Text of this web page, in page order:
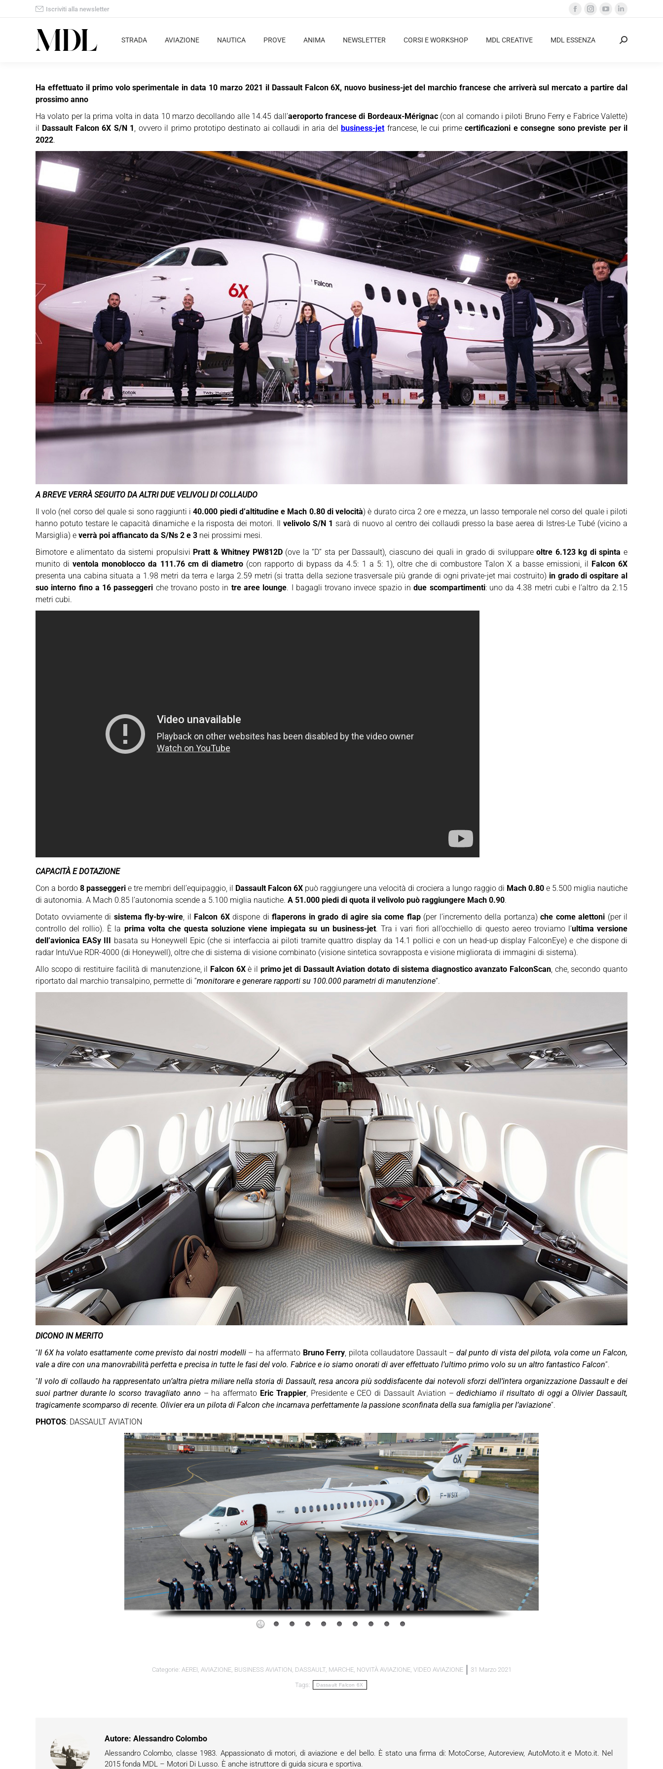
Iscriviti alla newsletter
Facebook
opens
Instagram
opens
YouTube
opens
Linkedin
opens
STRADA AVIAZIONE NAUTICA PROVE ANIMA NEWSLETTER CORSI E WORKSHOP MDL CREATIVE MDL ESSENZA Cerca:
Ha effettuato il primo volo sperimentale in data 10 marzo 2021 il Dassault Falcon 6X, nuovo business-jet del marchio francese che arriverà sul mercato a partire dal
prossimo anno
Ha volato per la prima volta in data 10 marzo decollando alle 14.45 dall’aeroporto francese di Bordeaux-Mérignac(con al comando i piloti Bruno Ferry e Fabrice Valette)
il Dassault Falcon 6X S/N 1, ovvero il primo prototipo destinato ai collaudi in aria delbusiness-jetfrancese, le cui primecertificazioni e consegne sono previste per il
2022.
A BREVE VERRÀ SEGUITO DA ALTRI DUE VELIVOLI DI COLLAUDO
Il volo (nel corso del quale si sono raggiunti i40.000 piedi d’altitudine e Mach 0.80 di velocità) è durato circa 2 ore e mezza, un lasso temporale nel corso del quale i piloti
hanno potuto testare le capacità dinamiche e la risposta dei motori. Ilvelivolo S/N 1 sarà di nuovo al centro dei collaudi presso la base aerea di Istres-Le Tubé (vicino a
Marsiglia) e verrà poi affiancato da S/Ns 2 e 3 nei prossimi mesi.
Bimotore e alimentato da sistemi propulsivi Pratt & Whitney PW812D(ove la “D” sta per Dassault), ciascuno dei quali in grado di sviluppareoltre 6.123 kg di spinta e
munito diventola monoblocco da 111.76 cm di diametro (con rapporto di bypass da 4.5: 1 a 5: 1), oltre che di combustore Talon X a basse emissioni, il Falcon 6X
presenta una cabina situata a 1.98 metri da terra e larga 2.59 metri (si tratta della sezione trasversale più grande di ogni private-jet mai costruito) in grado di ospitare al
suo interno fino a 16 passeggeri che trovano posto in tre aree lounge. I bagagli trovano invece spazio indue scompartimenti: uno da 4.38 metri cubi e l’altro da 2.15
metri cubi.
CAPACITÀ E DOTAZIONE
Con a bordo 8 passeggeri e tre membri dell’equipaggio, il Dassault Falcon 6X può raggiungere una velocità di crociera a lungo raggio di Mach 0.80 e 5.500 miglia nautiche
di autonomia. A Mach 0.85 l’autonomia scende a 5.100 miglia nautiche. A 51.000 piedi di quota il velivolo può raggiungere Mach 0.90.
Dotato ovviamente di sistema fly-by-wire, il Falcon 6Xdispone di flaperons in grado di agire sia come flap(per l’incremento della portanza) che come alettoni (per il
controllo del rollio). È la prima volta che questa soluzione viene impiegata su un business-jet. Tra i vari fiori all’occhiello di questo aereo troviamo l’ultima versione
dell’avionica EASy III basata su Honeywell Epic (che si interfaccia ai piloti tramite quattro display da 14.1 pollici e con un head-up display FalconEye) e che dispone di
radar IntuVue RDR-4000 (di Honeywell), oltre che di sistema di visione combinato (visione sintetica sovrapposta e visione migliorata di immagini di sistema).
Allo scopo di restituire facilità di manutenzione, il Falcon 6Xè il primo jet di Dassault Aviation dotato di sistema diagnostico avanzato FalconScan, che, secondo quanto
riportato dal marchio transalpino, permette di “monitorare e generare rapporti su 100.000 parametri di manutenzione“.
DICONO IN MERITO
“Il 6X ha volato esattamente come previsto dai nostri modelli– ha affermato Bruno Ferry, pilota collaudatore Dassault – dal punto di vista del pilota, vola come un Falcon,
vale a dire con una manovrabilità perfetta e precisa in tutte le fasi del volo. Fabrice e io siamo onorati di aver effettuato l’ultimo primo volo su un altro fantastico Falcon“.
“Il volo di collaudo ha rappresentato un’altra pietra miliare nella storia di Dassault, resa ancora più soddisfacente dai notevoli sforzi dell’intera organizzazione Dassault e dei
suoi partner durante lo scorso travagliato anno – ha affermato Eric Trappier, Presidente e CEO di Dassault Aviation –dedichiamo il risultato di oggi a Olivier Dassault,
tragicamente scomparso di recente. Olivier era un pilota di Falcon che incarnava perfettamente la passione sconfinata della sua famiglia per l’aviazione“.
PHOTOS: DASSAULT AVIATION
Categorie: AEREI, AVIAZIONE, BUSINESS AVIATION, DASSAULT, MARCHE, NOVITÀ AVIAZIONE, VIDEO AVIAZIONE 31 Marzo 2021
Tags: Dassault Falcon 6X
Autore: Alessandro Colombo
Alessandro Colombo, classe 1983. Appassionato di motori, di aviazione e del bello. È stato una firma di: MotoCorse, Autoreview, AutoMoto.it e Moto.it. Nel
2015 fonda MDL – Motori Di Lusso. È anche istruttore di guida sicura e sportiva.